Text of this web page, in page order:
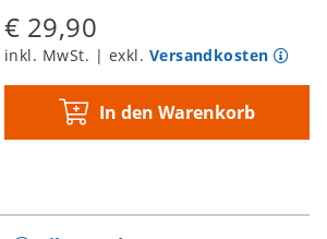
€ 29,90
inkl. MwSt. | exkl. Versandkosten
In den Warenkorb